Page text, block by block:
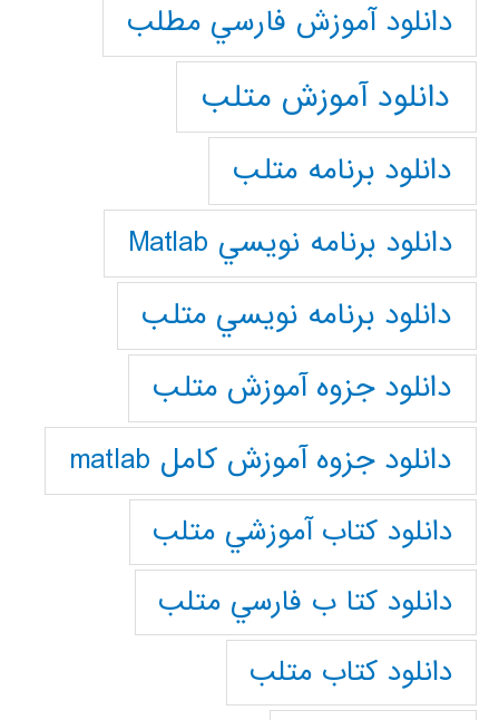
دانلود آموزش فارسي مطلب
دانلود آموزش متلب
دانلود برنامه متلب
دانلود برنامه نويسي Matlab
دانلود برنامه نويسي متلب
دانلود جزوه آموزش متلب
دانلود جزوه آموزش کامل matlab
دانلود كتاب آموزشي متلب
دانلود كتا ب فارسي متلب
دانلود كتاب متلب